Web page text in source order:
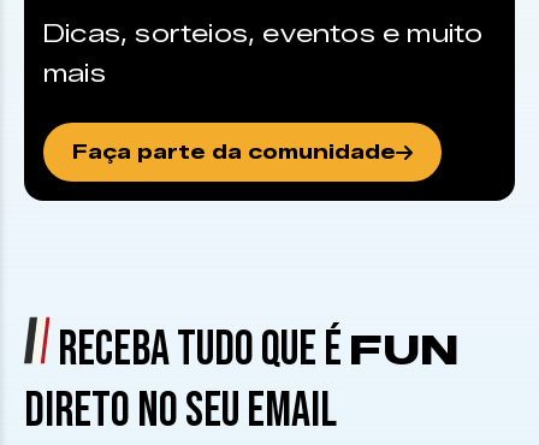
Dicas, sorteios, eventos e muito
mais
Faça parte da comunidade
RECEBA TUDO QUE É FUN
DIRETO NO SEU EMAIL